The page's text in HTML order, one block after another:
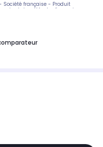
Société française - Produit
des défauts d'aspect
Micro-rayures, éraflures, traces
- Livraison 48h.